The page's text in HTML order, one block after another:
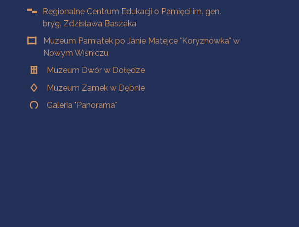
Regionalne Centrum Edukacji o Pamięci im. gen.
bryg. Zdzisława Baszaka
Muzeum Pamiątek po Janie Matejce "Koryznówka" w
Nowym Wiśniczu
Muzeum Dwór w Dołędze
Muzeum Zamek w Dębnie
Galeria "Panorama"